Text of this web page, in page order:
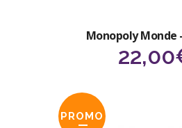
Monopoly Monde
22,00
PROMO